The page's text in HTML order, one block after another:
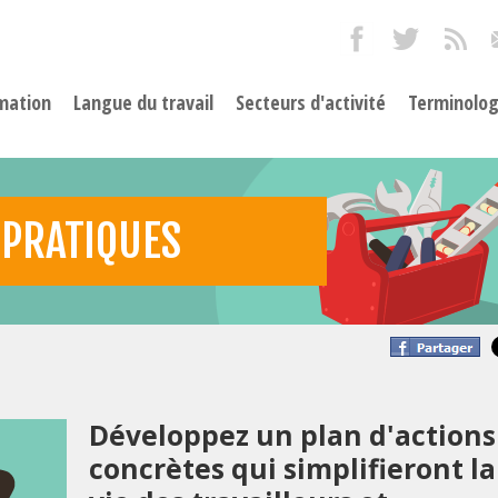
Langue du travail Secteurs d'activité
Développez un plan d'actions
concrètes qui simplifieront la